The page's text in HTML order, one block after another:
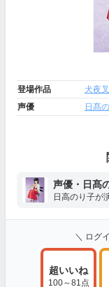
登場作品
犬夜叉
声優
日髙
声優・日髙
日高のり子が
＼ ログ
超いいね
100～81点